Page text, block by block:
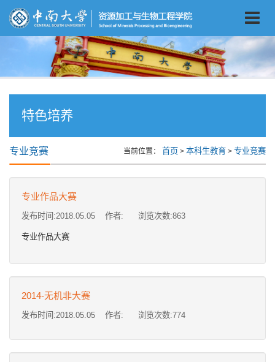
特色培养
专业竞赛 当前位置： 首页 > 本科生教育 > 专业竞赛
专业作品大赛
发布时间:2018.05.05 作者: 浏览次数:863
专业作品大赛
2014-无机非大赛
发布时间:2018.05.05 作者: 浏览次数:774